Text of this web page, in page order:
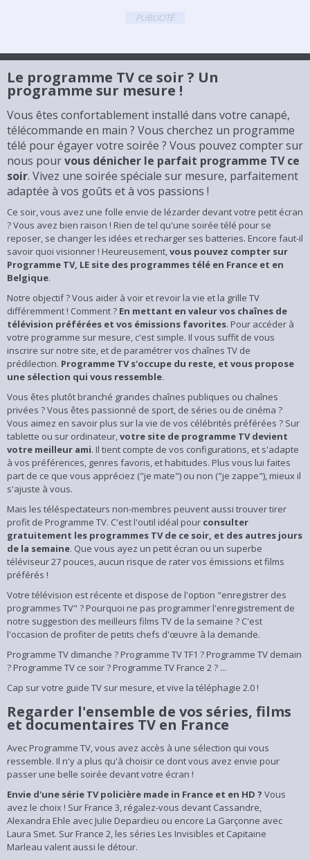
PUBLICITÉ
Le programme TV ce soir ? Un
programme sur mesure !
Vous êtes confortablement installé dans votre canapé,
télécommande en main ? Vous cherchez un programme
télé pour égayer votre soirée ? Vous pouvez compter sur
nous pourvous dénicher le parfait programme TV ce
soir. Vivez une soirée spéciale sur mesure, parfaitement
adaptée à vos goûts et à vos passions !
Ce soir, vous avez une folle envie de lézarder devant votre petit écran
? Vous avez bien raison ! Rien de tel qu'une soirée télé pour se
reposer, se changer les idées et recharger ses batteries. Encore faut-il
savoir quoi visionner ! Heureusement,vous pouvez compter sur
Programme TV, LE site des programmes télé en France et en
Belgique.
Notre objectif ? Vous aider à voir et revoir la vie et la grille TV
différemment ! Comment ? En mettant en valeur vos chaînes de
télévision préférées et vos émissions favorites. Pour accéder à
votre programme sur mesure, c'est simple. Il vous suffit de vous
inscrire sur notre site, et de paramétrer vos chaînes TV de
prédilection. Programme TV s'occupe du reste, et vous propose
une sélection qui vous ressemble.
Vous êtes plutôt branché grandes chaînes publiques ou chaînes
privées ? Vous êtes passionné de sport, de séries ou de cinéma ?
Vous aimez en savoir plus sur la vie de vos célébrités préférées ? Sur
tablette ou sur ordinateur,votre site de programme TV devient
votre meilleur ami. Il tient compte de vos configurations, et s'adapte
à vos préférences, genres favoris, et habitudes. Plus vous lui faites
part de ce que vous appréciez ("je mate") ou non ("je zappe"), mieux il
s'ajuste à vous.
Mais les téléspectateurs non-membres peuvent aussi trouver tirer
profit de Programme TV. C'est l'outil idéal pour consulter
gratuitement les programmes TV de ce soir, et des autres jours
de la semaine. Que vous ayez un petit écran ou un superbe
téléviseur 27 pouces, aucun risque de rater vos émissions et films
préférés !
Votre télévision est récente et dispose de l'option "enregistrer des
programmes TV" ? Pourquoi ne pas programmer l'enregistrement de
notre suggestion des meilleurs films TV de la semaine ? C'est
l'occasion de profiter de petits chefs d'œuvre à la demande.
Programme TV dimanche ? Programme TV TF1 ? Programme TV demain
? Programme TV ce soir ? Programme TV France 2 ? ...
Cap sur votre guide TV sur mesure, et vive la téléphagie 2.0 !
Regarder l'ensemble de vos séries, films
et documentaires TV en France
Avec Programme TV, vous avez accès à une sélection qui vous
ressemble. Il n'y a plus qu'à choisir ce dont vous avez envie pour
passer une belle soirée devant votre écran !
Envie d'une série TV policière made in France et en HD ? Vous
avez le choix ! Sur France 3, régalez-vous devant Cassandre,
Alexandra Ehle avec Julie Depardieu ou encore La Garçonne avec
Laura Smet. Sur France 2, les séries Les Invisibles et Capitaine
Marleau valent aussi le détour.